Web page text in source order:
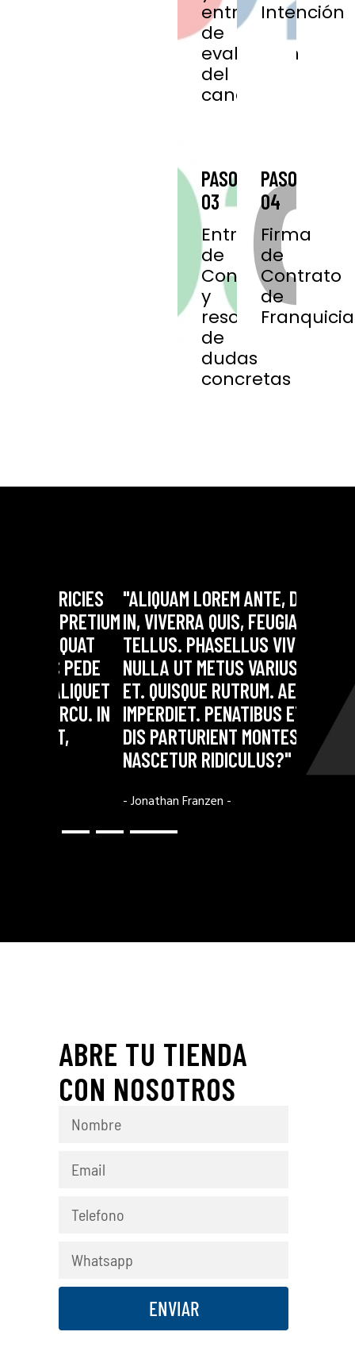
entrevista
de
evaluación
del
candidato.
Intención
PASO
03
Entrega
de
Contrato
y
resolución
de
dudas
concretas
PASO
04
Firma
de
Contrato
de
Franquicia
"ALIQUAM LOREM ANTE, DAPIBUS
IN, VIVERRA QUIS, FEUGIAT A,
TELLUS. PHASELLUS VIVER
NULLA UT METUS VARIUS LAORE
ET. QUISQUE RUTRUM. AENEAN
IMPERDIET. PENATIBUS ET MAGNIS
DIS PARTURIENT MONTES,
NASCETUR RIDICULUS?"
- Jonathan Franzen -
"LOREM
AENEAN
DOLOR.
SOCIIS
PENATIBUS
PEDE
ABRE TU TIENDA
CON NOSOTROS
ENVIAR